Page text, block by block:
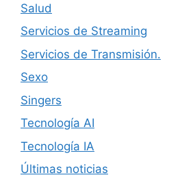
Salud
Servicios de Streaming
Servicios de Transmisión.
Sexo
Singers
Tecnología AI
Tecnología IA
Últimas noticias